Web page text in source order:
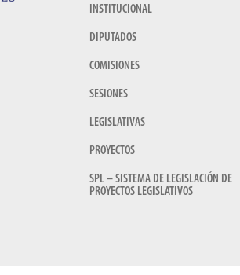
INSTITUCIONAL
DIPUTADOS
COMISIONES
SESIONES
LEGISLATIVAS
PROYECTOS
SPL – SISTEMA DE LEGISLACIÓN DE
PROYECTOS LEGISLATIVOS